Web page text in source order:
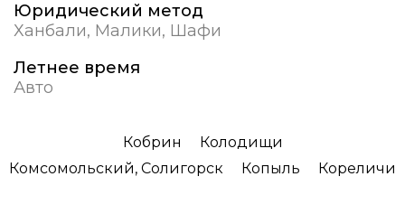
Юридический метод
Ханбали, Малики, Шафи
Летнее время
Авто
Кобрин
Колодищи
Комсомольский, Солигорск
Копыль Кореличи